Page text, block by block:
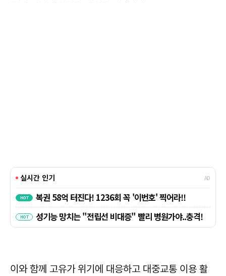
이와 함께 고유가 위기에 대응하고 대중교통 이용 활